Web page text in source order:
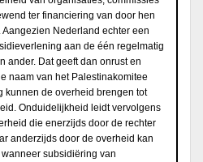
ter financiering van door hen
Nederland echter een
aan de één regelmatig
ander. Dat geeft dan onrust en
naam van het Palestinakomitee
kunnen de overheid brengen tot
Onduidelijkheid leidt vervolgens
die enerzijds door de rechter
anderzijds door de overheid kan
subsidiëring van